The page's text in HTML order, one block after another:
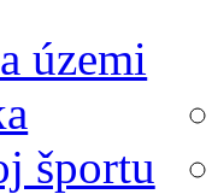
územi
športu